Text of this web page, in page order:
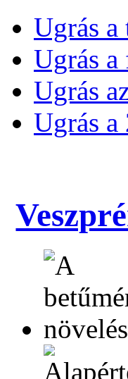
Ugrás a
Ugrás
Ugrás
Ugrás a